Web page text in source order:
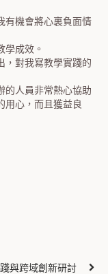
有機會將心裏負面情
學成效。
，對我寫教學實踐的
的人員非常熱心協助
用心，而且獲益良
與跨域創新研討